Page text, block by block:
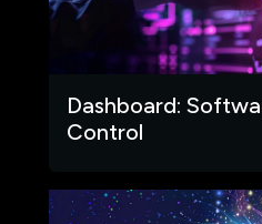
Dashboard:
Control